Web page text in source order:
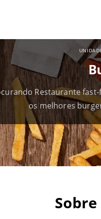
Restaurante
os melhores